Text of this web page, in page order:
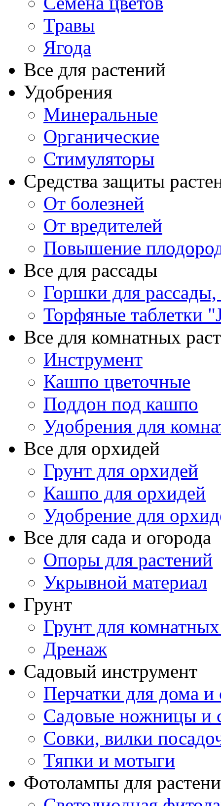
Травы
Ягода
Все для растений
Удобрения
Минеральные
Органические
Стимуляторы
Средства защиты
От болезней
От вредителей
Повышение
Все для рассады
Горшки для рассады,
Торфяные таблетки
Все для комнатных
Инструмент
Кашпо цветочные
Поддон под кашпо
Удобрения для
Все для орхидей
Грунт для орхидей
Кашпо для орхидей
Удобрение для
Все для сада и огорода
Опоры для растений
Укрывной материал
Грунт
Грунт для
Дренаж
Садовый инструмент
Перчатки для дома и
Садовые ножницы и
Совки, вилки
Тяпки и мотыги
Фотолампы для